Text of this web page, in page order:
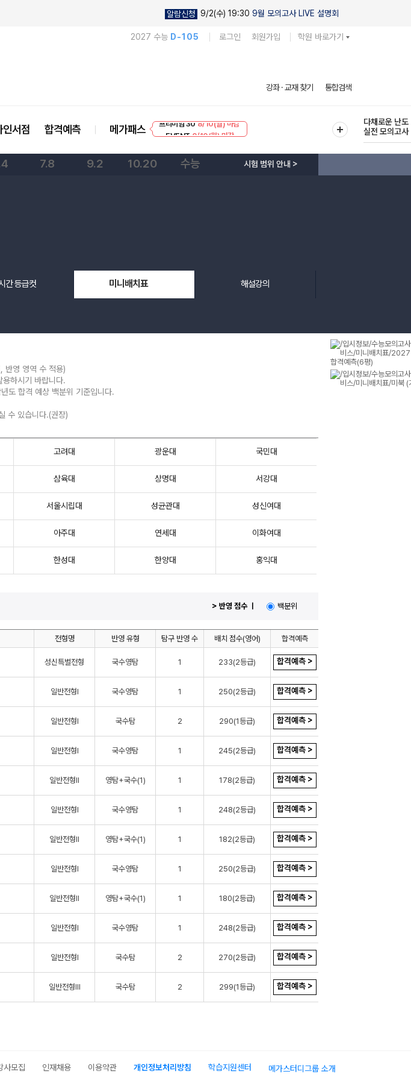
알람신청 9/2(수) 19:30 9월 모의고사 LIVE 설명회
2027 수능 D-105 로그인 회원가입 학원 바로가기
강좌 · 교재 찾기 통합검색
인서점 합격예측 메가패스
EVENT 8/10(월) 마감
다채로운 난도
실전 모의고사
7.8 9.2 10.20 수능 시험 범위 안내 >
간 등급컷 미니배치표 해설강의
반영 영역 수 적용)
하시기 바랍니다.
도 합격 예상 백분위 기준입니다.
수 있습니다.(권장)
고려대 광운대 국민대
삼육대 상명대 서강대
서울시립대 성균관대 성신여대
아주대 연세대 이화여대
한성대 한양대 홍익대
> 반영 점수 ㅣ 백분위
전형명 반영 유형 탐구 반영 수 배치 점수(영어) 합격예측
성신특별전형 국수영탐 1 233(2등급) 합격예측 >
일반전형Ⅰ 국수영탐 1 250(2등급) 합격예측 >
일반전형Ⅰ 국수탐 2 290(1등급) 합격예측 >
일반전형Ⅰ 국수영탐 1 245(2등급) 합격예측 >
일반전형Ⅱ 영탐+국수(1) 1 178(2등급) 합격예측 >
일반전형Ⅰ 국수영탐 1 248(2등급) 합격예측 >
일반전형Ⅱ 영탐+국수(1) 1 182(2등급) 합격예측 >
일반전형Ⅰ 국수영탐 1 250(2등급) 합격예측 >
일반전형Ⅱ 영탐+국수(1) 1 180(2등급) 합격예측 >
일반전형Ⅰ 국수영탐 1 248(2등급) 합격예측 >
일반전형Ⅰ 국수탐 2 270(2등급) 합격예측 >
일반전형Ⅲ 국수탐 2 299(1등급) 합격예측 >
사모집 인재채용 이용약관 개인정보처리방침 학습지원센터 메가스터디그룹 소개